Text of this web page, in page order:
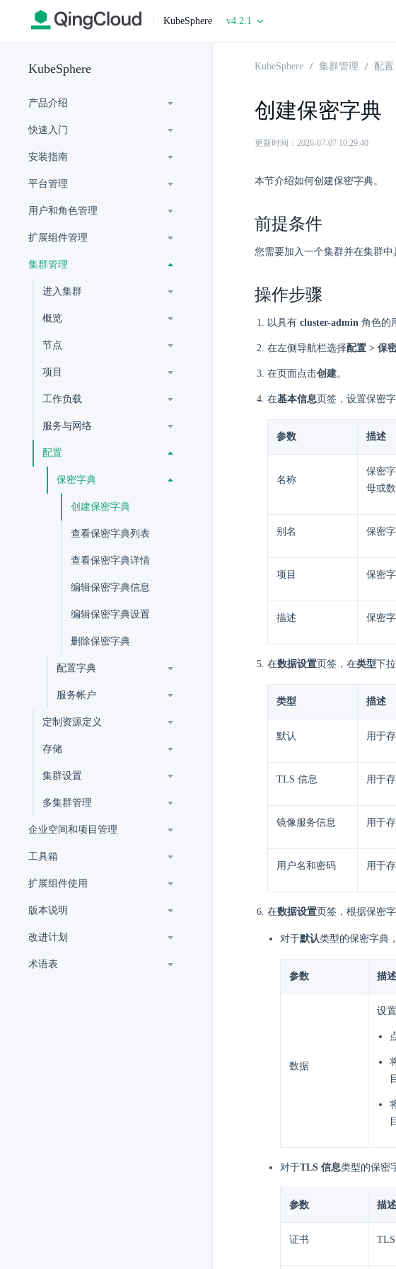
| KubeSphere v4.2.1
KubeSphere
产品介绍
快速入门
安装指南
平台管理
用户和角色管理
扩展组件管理
集群管理
进入集群
概览
节点
项目
工作负载
服务与网络
配置
保密字典
创建保密字典
查看保密字典列表
查看保密字典详情
编辑保密字典信息
编辑保密字典设置
删除保密字典
配置字典
服务帐户
定制资源定义
存储
集群设置
多集群管理
企业空间和项目管理
工具箱
扩展组件使用
版本说明
改进计划
术语表
KubeSphere 集群管理 配置
创建保密字典
更新时间：2026-07-07 10:29:40
本节介绍如何创建保密字典。
前提条件
您需要加入一个集群并在集群中
操作步骤
以具有 cluster-admin 角色的
在左侧导航栏选择配置 > 保
在页面点击创建。
在基本信息页签，设置保密
参数 描述
名称
保密
母或
别名 保密
项目 保密
描述 保密
在数据设置页签，在类型下
类型 描述
默认 用于
TLS 信息 用于
镜像服务信息 用于
用户名和密码 用于
在数据设置页签，根据保密
对于默认类型的保密字典
参数 描述
数据
设
对于TLS 信息类型的保密
参数 描述
证书 TLS